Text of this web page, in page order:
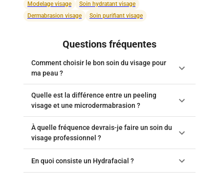
Modelage visage
Soin hydratant visage
Dermabrasion visage
Soin purifiant visage
Questions fréquentes
Comment choisir le bon soin du visage pour
ma peau ?
Quelle est la différence entre un peeling
visage et une microdermabrasion ?
À quelle fréquence devrais-je faire un soin du
visage professionnel ?
En quoi consiste un Hydrafacial ?